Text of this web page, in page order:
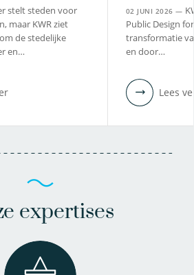
stelt steden voor
maar KWR ziet
de stedelijke
en…
02 JUNI 2026 —
Public Design
transformatie
en door…
Lees
expertises